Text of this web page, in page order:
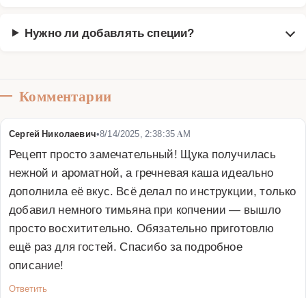
Нужно ли добавлять специи?
Комментарии
Сергей Николаевич•8/14/2025, 2:38:35 AM
Рецепт просто замечательный! Щука получилась
нежной и ароматной, а гречневая каша идеально
дополнила её вкус. Всё делал по инструкции, только
добавил немного тимьяна при копчении — вышло
просто восхитительно. Обязательно приготовлю
ещё раз для гостей. Спасибо за подробное
описание!
Ответить